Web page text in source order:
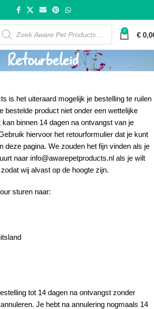
0 €
Retourbeleid
is het uiteraard mogelijk je bestelling te ruilen
bestelde product niet onder een wettelijke
binnen 14 dagen na ontvangst van je
hiervoor het retourformulier dat je kunt
deze pagina. We zouden het fijn vinden als je
naar info@awarepetproducts.nl als je wilt
wij alvast op de hoogte zijn.
sturen naar:
tot 14 dagen na ontvangst zonder
Je hebt na annulering nogmaals 14